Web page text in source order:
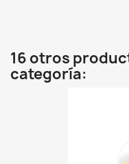
16 otros
categoría: